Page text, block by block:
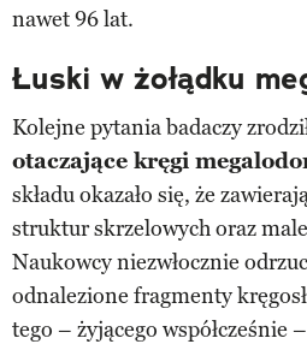
nawet 96 lat.
Łuski w żołądku
Kolejne pytania badaczy
otaczające kręgi
składu okazało się, że
struktur skrzelowych oraz
Naukowcy niezwłocznie
odnalezione fragmenty
tego – żyjącego współcześnie